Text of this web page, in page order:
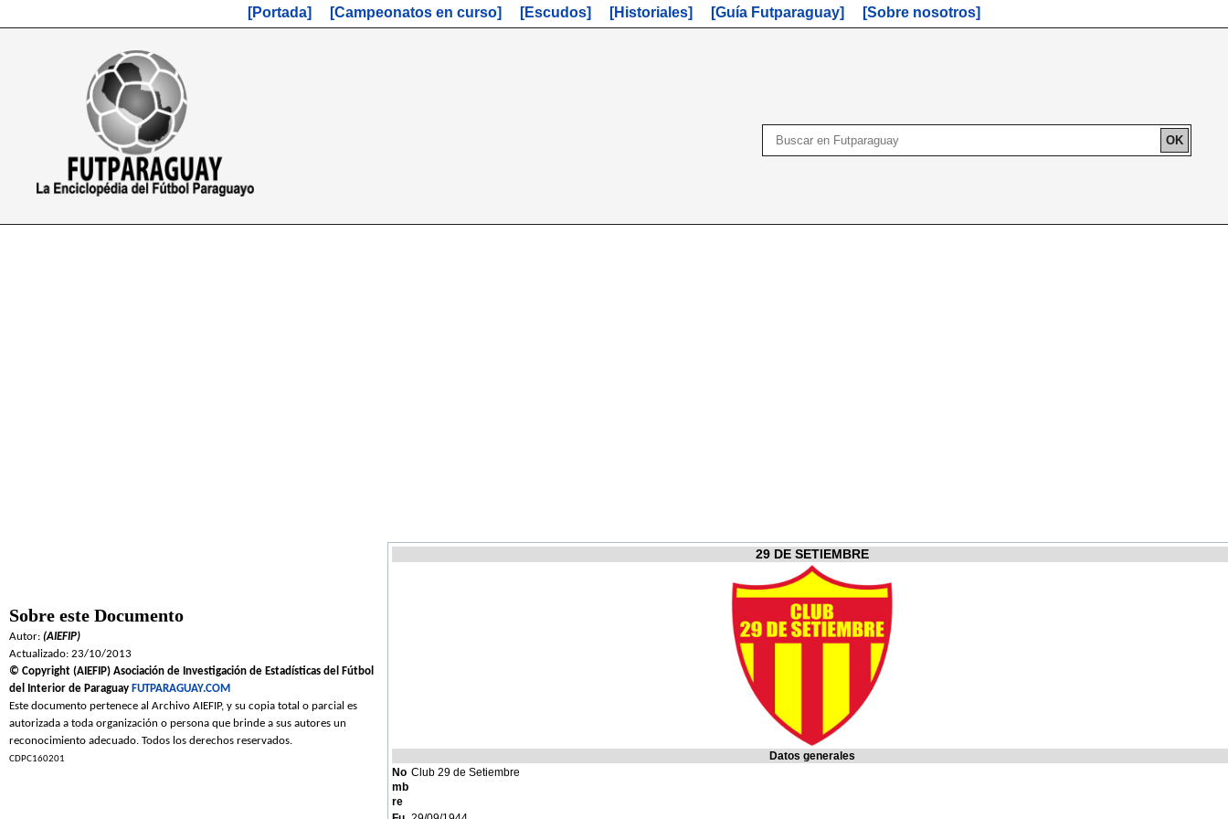
[Portada] [Campeonatos en curso] [Escudos] [Historiales] [Guía Futparaguay] [Sobre nosotros]
29 DE SETIEMBRE
Datos generales
No
mb
re
Club 29 de Setiembre
Sobre este Documento
Autor: (AIEFIP)
Actualizado: 23/10/2013
© Copyright (AIEFIP) Asociación de Investigación de Estadísticas del Fútbol
del Interior de Paraguay FUTPARAGUAY.COM
Este documento pertenece al Archivo AIEFIP, y su copia total o parcial es
autorizada a toda organización o persona que brinde a sus autores un
reconocimiento adecuado. Todos los derechos reservados.
CDPC160201